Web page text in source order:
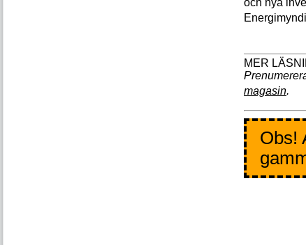
och nya
magasin.
Obs!